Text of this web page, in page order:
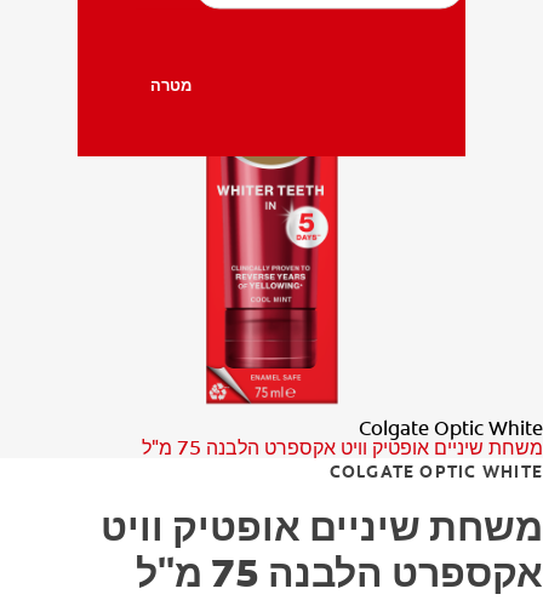
מטרה
Colgate Optic White
משחת שיניים אופטיק וויט אקספרט הלבנה 75 מ"ל
COLGATE OPTIC WHITE
משחת שיניים אופטיק וויט
אקספרט הלבנה 75 מ"ל